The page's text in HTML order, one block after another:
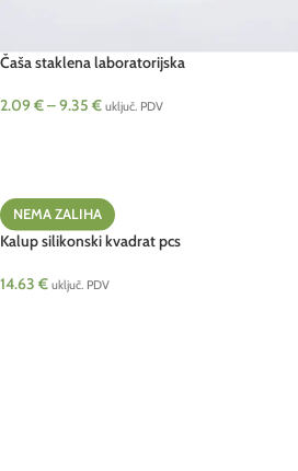
Čaša staklena laboratorijska
2.09€–9.35 € uključ. PDV
NEMA ZALIHA
Kalup silikonski kvadrat pcs
14.63 € uključ. PDV